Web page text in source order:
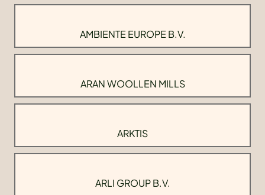
AMBIENTE EUROPE B.V.
ARAN WOOLLEN MILLS
ARKTIS
ARLI GROUP B.V.